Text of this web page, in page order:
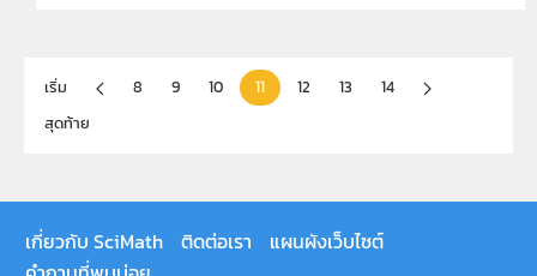
เริ่ม 8 9 10 11 12 13
14
สุดท้าย
เกี่ยวกับ SciMath ติดต่อเรา
แผนผังเว็บไซต์